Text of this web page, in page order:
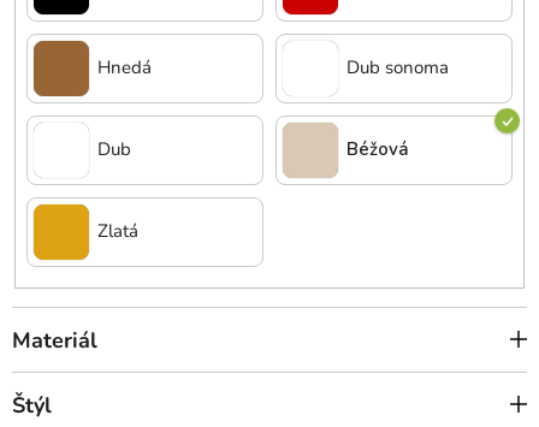
Hnedá Dub sonoma
Dub Béžová
Zlatá
Materiál
Štýl